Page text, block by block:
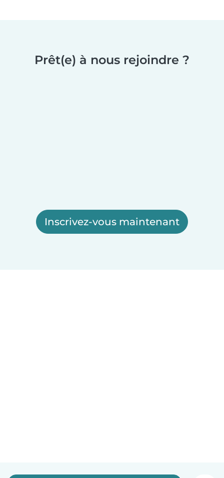
Prêt(e) à nous rejoindre ?
Inscrivez-vous maintenant